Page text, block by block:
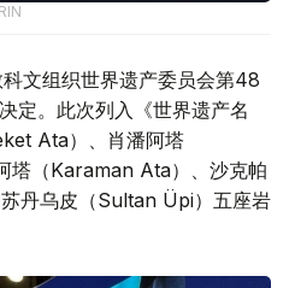
文组织世界遗产委员会第48
定。此次列入《世界遗产名
Ata）、肖潘阿塔
塔（Karaman Ata）、沙克帕
丹乌皮（Sultan Üpi）五座岩